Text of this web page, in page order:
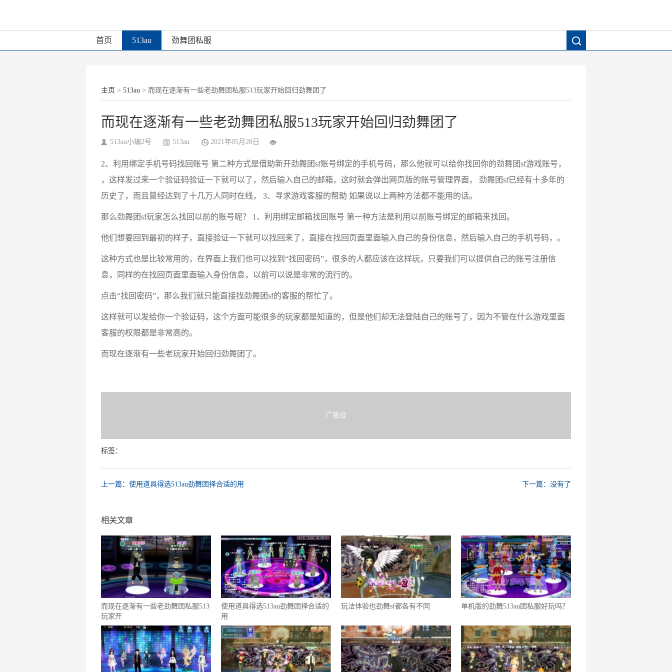
首页 513au 劲舞团私服
主页 > 513au > 而现在逐渐有一些老劲舞团私服513玩家开始回归劲舞团了
而现在逐渐有一些老劲舞团私服513玩家开始回归劲舞团了
513au小编2号 513au 2021年05月28日
2、利用绑定手机号码找回账号 第二种方式是借助新开劲舞团sf账号绑定的手机号码，那么他就可以给你找回你的劲舞团sf游戏账号，
，这样发过来一个验证码验证一下就可以了，然后输入自己的邮箱，这时就会弹出网页版的账号管理界面， 劲舞团sf已经有十多年的
历史了，而且曾经达到了十几万人同时在线， 3、寻求游戏客服的帮助 如果说以上两种方法都不能用的话。
那么劲舞团sf玩家怎么找回以前的账号呢？ 1、利用绑定邮箱找回账号 第一种方法是利用以前账号绑定的邮箱来找回。
他们想要回到最初的样子，直接验证一下就可以找回来了，直接在找回页面里面输入自己的身份信息，然后输入自己的手机号码，。
这种方式也是比较常用的，在界面上我们也可以找到“找回密码”，很多的人都应该在这样玩，只要我们可以提供自己的账号注册信
息，同样的在找回页面里面输入身份信息，以前可以说是非常的流行的。
点击“找回密码”，那么我们就只能直接找劲舞团sf的客服的帮忙了。
这样就可以发给你一个验证码，这个方面可能很多的玩家都是知道的，但是他们却无法登陆自己的账号了，因为不管在什么游戏里面
客服的权限都是非常高的。
而现在逐渐有一些老玩家开始回归劲舞团了。
广告位
标签：
上一篇：使用道具得选513au劲舞团择合适的用 下一篇：没有了
相关文章
而现在逐渐有一些老劲舞团私服513
玩家开
使用道具得选513au劲舞团择合适的
用
玩法体验也劲舞sf都各有不同 单机版的劲舞513au团私服好玩吗？